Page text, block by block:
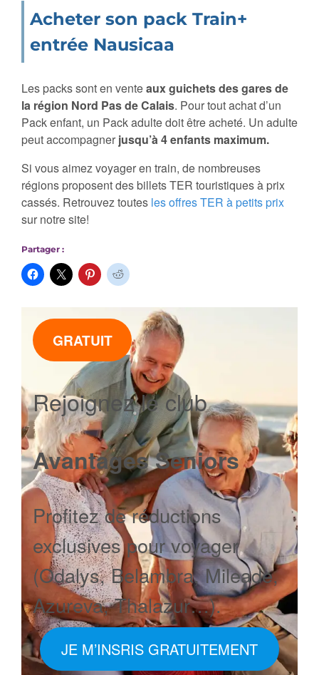
Acheter son pack Train+
entrée Nausicaa
Les packs sont en venteaux guichets des gares de
la région Nord Pas de Calais. Pour tout achat d’un
Pack enfant, un Pack adulte doit être acheté. Un adulte
peut accompagner jusqu’à 4 enfants maximum.
Si vous aimez voyager en train, de nombreuses
régions proposent des billets TER touristiques à prix
cassés. Retrouvez toutes les offres TER à petits prix
sur notre site!
Partager :
GRATUIT
Rejoignez le club
Avantages Seniors
Profitez de réductions
exclusives pour voyager
(Odalys, Belambra, Mileade,
Azureva, Thalazur…).
JE M’INSRIS GRATUITEMENT